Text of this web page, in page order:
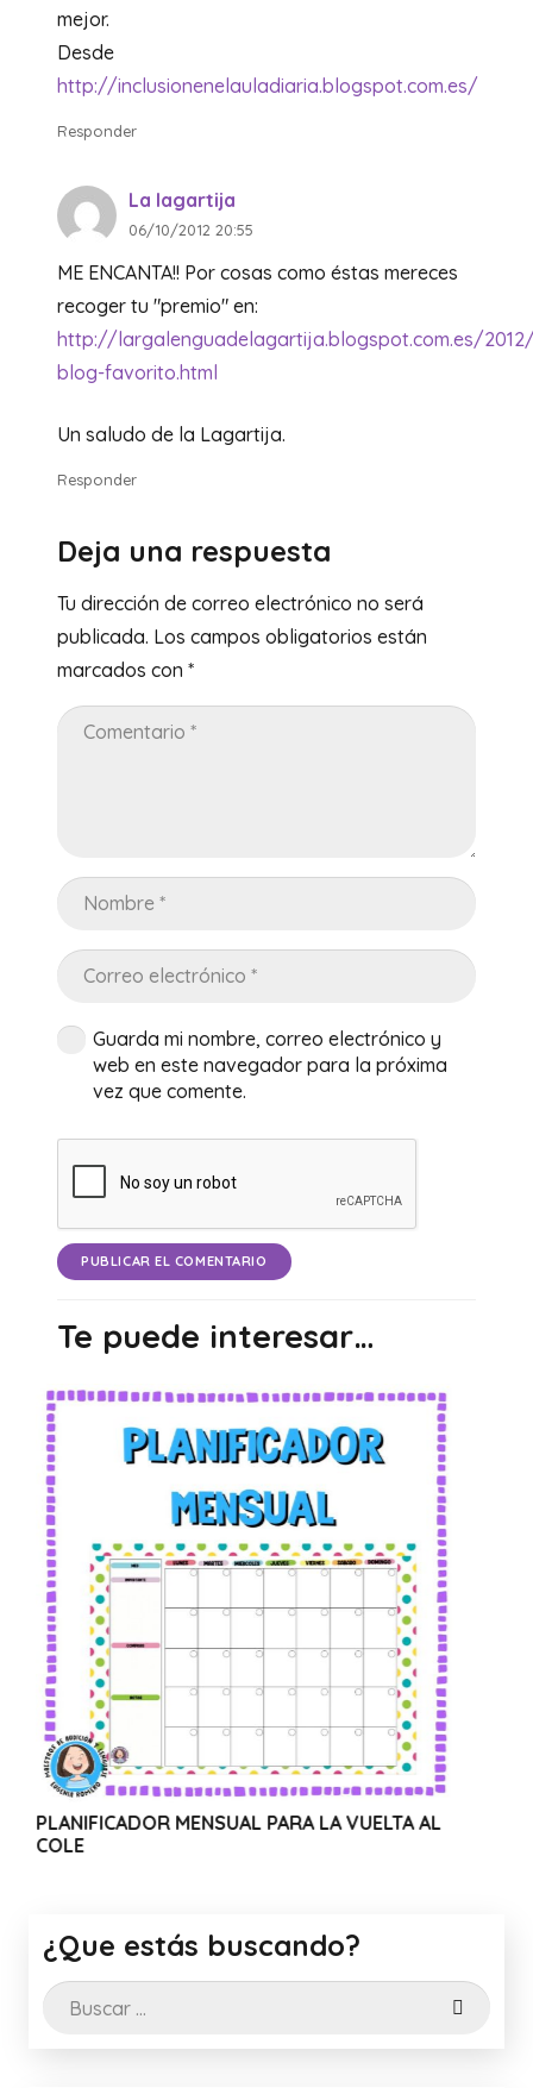
mejor.
Desde
http://inclusionenelauladiaria.blogspot.com.es/
Responder
La lagartija
06/10/2012 20:55
ME ENCANTA!! Por cosas como éstas mereces
recoger tu "premio" en:
http://largalenguadelagartija.blogspot.com.es/
blog-favorito.html
Un saludo de la Lagartija.
Responder
Deja una respuesta
Tu dirección de correo electrónico no será
publicada. Los campos obligatorios están
marcados con *
Guarda mi nombre, correo electrónico y
web en este navegador para la próxima
vez que comente.
PUBLICAR EL COMENTARIO
Te puede interesar…
PARA LA VUELTA AL
WEBINAR
¿Que estás buscando?
Buscar: